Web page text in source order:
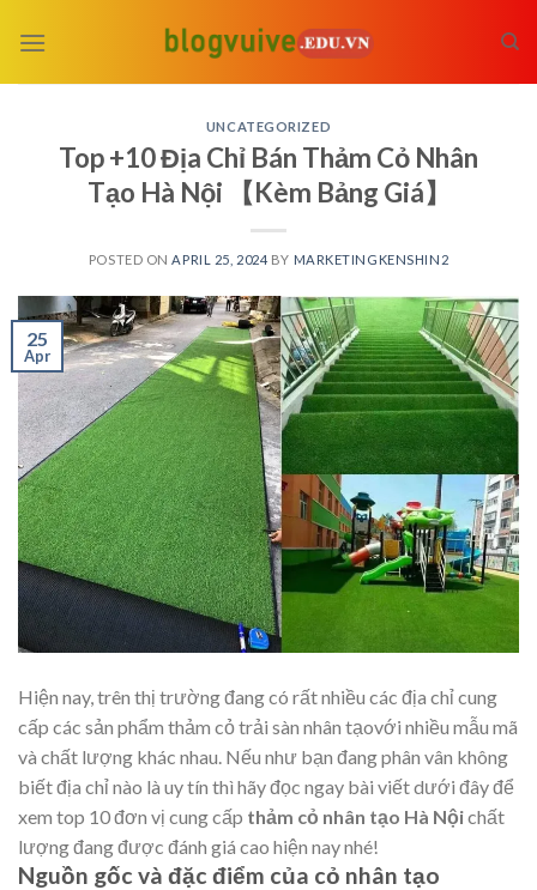
UNCATEGORIZED
Top +10 Địa Chỉ Bán Thảm Cỏ Nhân
Tạo Hà Nội 【Kèm Bảng Giá】
POSTED ON APRIL 25, 2024 BY MARKETINGKENSHIN2
25
Apr
Hiện nay, trên thị trường đang có rất nhiều các địa chỉ cung
cấp các sản phẩm thảm cỏ trải sàn nhân tạovới nhiều mẫu mã
và chất lượng khác nhau. Nếu như bạn đang phân vân không
biết địa chỉ nào là uy tín thì hãy đọc ngay bài viết dưới đây để
xem top 10 đơn vị cung cấp thảm cỏ nhân tạo Hà Nộichất
lượng đang được đánh giá cao hiện nay nhé!
Nguồn gốc và đặc điểm của cỏ nhân tạo